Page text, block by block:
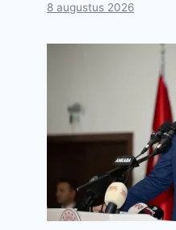
8 augustus 2026